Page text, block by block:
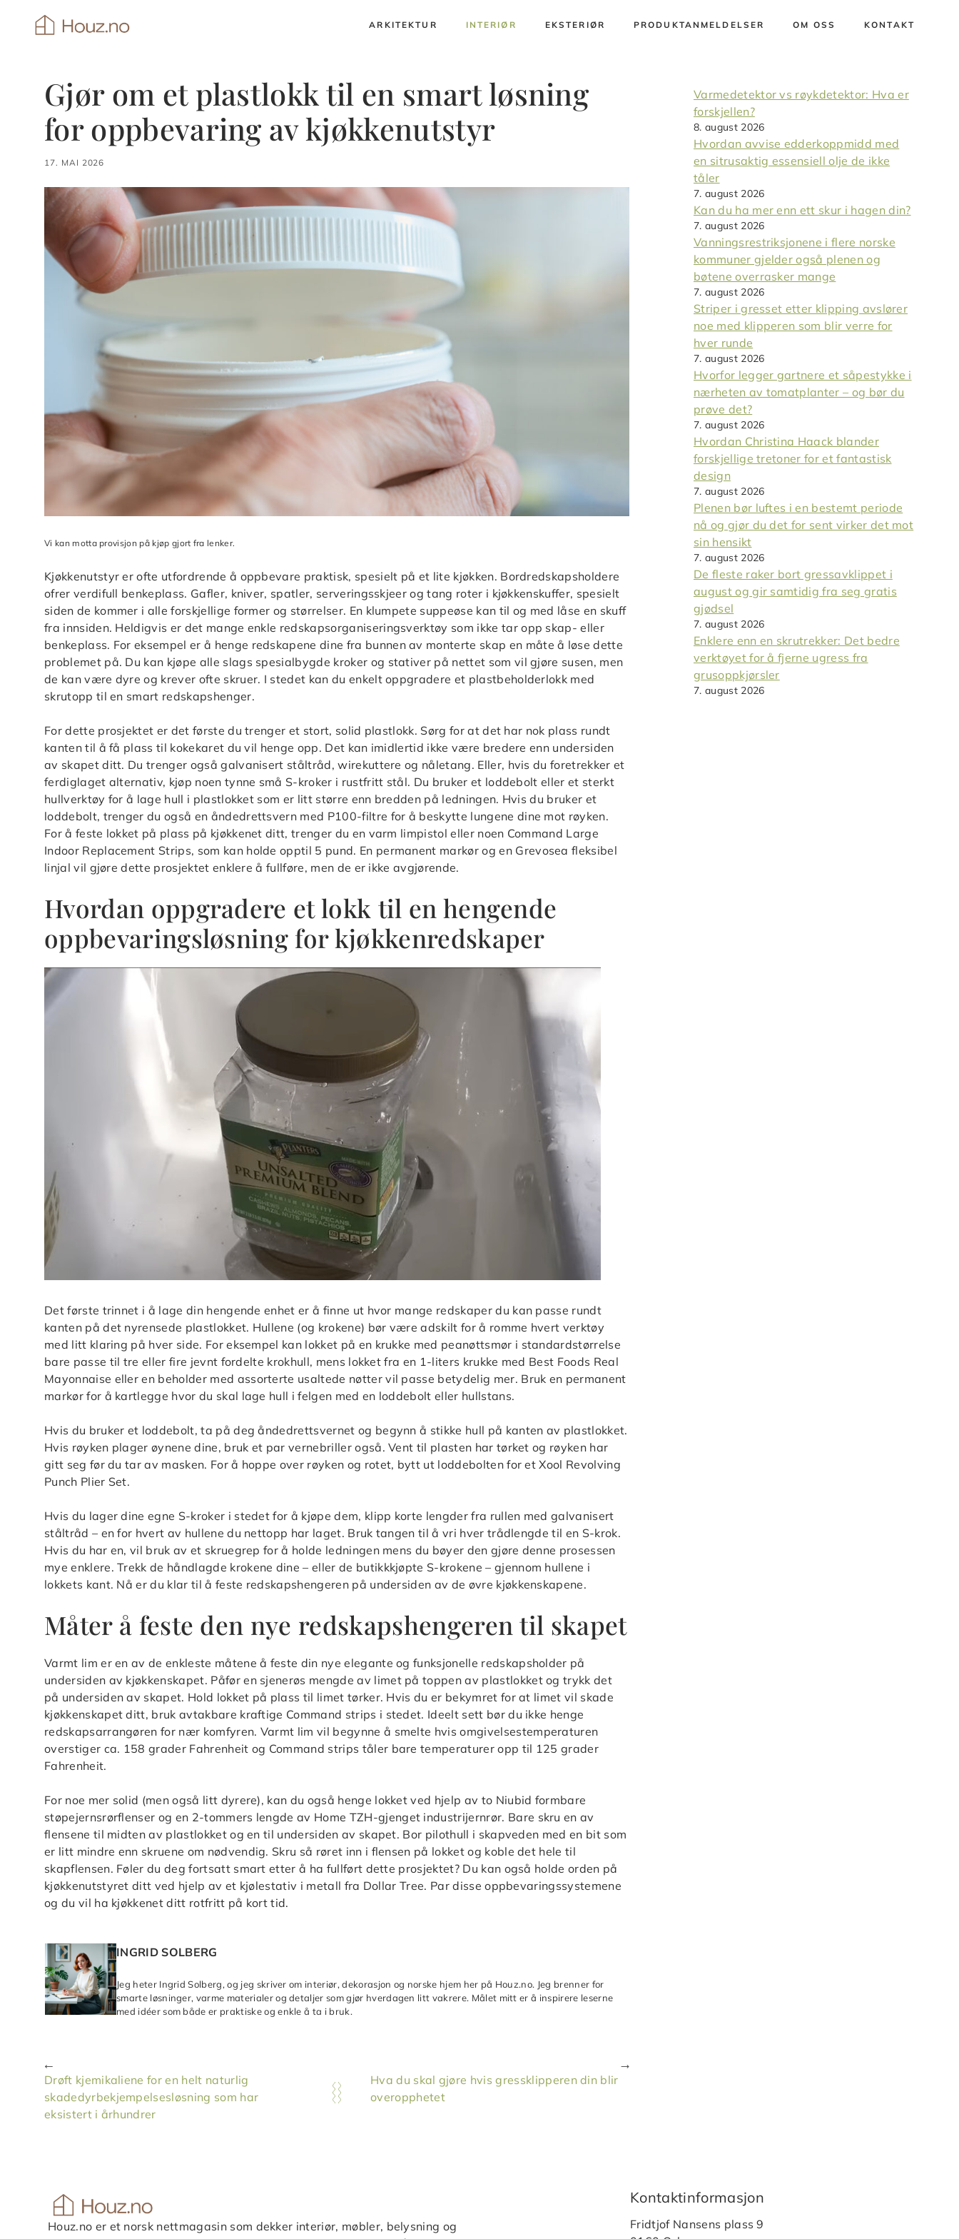
ARKITEKTUR INTERIØR EKSTERIØR PRODUKTANMELDELSER OM OSS KONTAKT
Gjør om et plastlokk til en smart løsning
for oppbevaring av kjøkkenutstyr
17. MAI 2026
Vi kan motta provisjon på kjøp gjort fra lenker.
Kjøkkenutstyr er ofte utfordrende å oppbevare praktisk, spesielt på et lite kjøkken. Bordredskapsholdere
ofrer verdifull benkeplass. Gafler, kniver, spatler, serveringsskjeer og tang roter i kjøkkenskuffer, spesielt
siden de kommer i alle forskjellige former og størrelser. En klumpete suppeøse kan til og med låse en skuff
fra innsiden. Heldigvis er det mange enkle redskapsorganiseringsverktøy som ikke tar opp skap- eller
benkeplass. For eksempel er å henge redskapene dine fra bunnen av monterte skap en måte å løse dette
problemet på. Du kan kjøpe alle slags spesialbygde kroker og stativer på nettet som vil gjøre susen, men
de kan være dyre og krever ofte skruer. I stedet kan du enkelt oppgradere et plastbeholderlokk med
skrutopp til en smart redskapshenger.
For dette prosjektet er det første du trenger et stort, solid plastlokk. Sørg for at det har nok plass rundt
kanten til å få plass til kokekaret du vil henge opp. Det kan imidlertid ikke være bredere enn undersiden
av skapet ditt. Du trenger også galvanisert ståltråd, wirekuttere og nåletang. Eller, hvis du foretrekker et
ferdiglaget alternativ, kjøp noen tynne små S-kroker i rustfritt stål. Du bruker et loddebolt eller et sterkt
hullverktøy for å lage hull i plastlokket som er litt større enn bredden på ledningen. Hvis du bruker et
loddebolt, trenger du også en åndedrettsvern med P100-filtre for å beskytte lungene dine mot røyken.
For å feste lokket på plass på kjøkkenet ditt, trenger du en varm limpistol eller noen Command Large
Indoor Replacement Strips, som kan holde opptil 5 pund. En permanent markør og en Grevosea fleksibel
linjal vil gjøre dette prosjektet enklere å fullføre, men de er ikke avgjørende.
Hvordan oppgradere et lokk til en hengende
oppbevaringsløsning for kjøkkenredskaper
Det første trinnet i å lage din hengende enhet er å finne ut hvor mange redskaper du kan passe rundt
kanten på det nyrensede plastlokket. Hullene (og krokene) bør være adskilt for å romme hvert verktøy
med litt klaring på hver side. For eksempel kan lokket på en krukke med peanøttsmør i standardstørrelse
bare passe til tre eller fire jevnt fordelte krokhull, mens lokket fra en 1-liters krukke med Best Foods Real
Mayonnaise eller en beholder med assorterte usaltede nøtter vil passe betydelig mer. Bruk en permanent
markør for å kartlegge hvor du skal lage hull i felgen med en loddebolt eller hullstans.
Hvis du bruker et loddebolt, ta på deg åndedrettsvernet og begynn å stikke hull på kanten av plastlokket.
Hvis røyken plager øynene dine, bruk et par vernebriller også. Vent til plasten har tørket og røyken har
gitt seg før du tar av masken. For å hoppe over røyken og rotet, bytt ut loddebolten for et Xool Revolving
Punch Plier Set.
Hvis du lager dine egne S-kroker i stedet for å kjøpe dem, klipp korte lengder fra rullen med galvanisert
ståltråd – en for hvert av hullene du nettopp har laget. Bruk tangen til å vri hver trådlengde til en S-krok.
Hvis du har en, vil bruk av et skruegrep for å holde ledningen mens du bøyer den gjøre denne prosessen
mye enklere. Trekk de håndlagde krokene dine – eller de butikkkjøpte S-krokene – gjennom hullene i
lokkets kant. Nå er du klar til å feste redskapshengeren på undersiden av de øvre kjøkkenskapene.
Måter å feste den nye redskapshengeren til skapet
Varmt lim er en av de enkleste måtene å feste din nye elegante og funksjonelle redskapsholder på
undersiden av kjøkkenskapet. Påfør en sjenerøs mengde av limet på toppen av plastlokket og trykk det
på undersiden av skapet. Hold lokket på plass til limet tørker. Hvis du er bekymret for at limet vil skade
kjøkkenskapet ditt, bruk avtakbare kraftige Command strips i stedet. Ideelt sett bør du ikke henge
redskapsarrangøren for nær komfyren. Varmt lim vil begynne å smelte hvis omgivelsestemperaturen
overstiger ca. 158 grader Fahrenheit og Command strips tåler bare temperaturer opp til 125 grader
Fahrenheit.
For noe mer solid (men også litt dyrere), kan du også henge lokket ved hjelp av to Niubid formbare
støpejernsrørflenser og en 2-tommers lengde av Home TZH-gjenget industrijernrør. Bare skru en av
flensene til midten av plastlokket og en til undersiden av skapet. Bor pilothull i skapveden med en bit som
er litt mindre enn skruene om nødvendig. Skru så røret inn i flensen på lokket og koble det hele til
skapflensen. Føler du deg fortsatt smart etter å ha fullført dette prosjektet? Du kan også holde orden på
kjøkkenutstyret ditt ved hjelp av et kjølestativ i metall fra Dollar Tree. Par disse oppbevaringssystemene
og du vil ha kjøkkenet ditt rotfritt på kort tid.
INGRID SOLBERG
Jeg heter Ingrid Solberg, og jeg skriver om interiør, dekorasjon og norske hjem her på Houz.no. Jeg brenner for
smarte løsninger, varme materialer og detaljer som gjør hverdagen litt vakrere. Målet mitt er å inspirere leserne
med idéer som både er praktiske og enkle å ta i bruk.
Drøft kjemikaliene for en helt naturlig
skadedyrbekjempelsesløsning som har
eksistert i århundrer
Hva du skal gjøre hvis gressklipperen din blir
overopphetet
Varmedetektor vs røykdetektor: Hva er
forskjellen?
8. august 2026
Hvordan avvise edderkoppmidd med
en sitrusaktig essensiell olje de ikke
tåler
7. august 2026
Kan du ha mer enn ett skur i hagen din?
7. august 2026
Vanningsrestriksjonene i flere norske
kommuner gjelder også plenen og
bøtene overrasker mange
7. august 2026
Striper i gresset etter klipping avslører
noe med klipperen som blir verre for
hver runde
7. august 2026
Hvorfor legger gartnere et såpestykke i
nærheten av tomatplanter – og bør du
prøve det?
7. august 2026
Hvordan Christina Haack blander
forskjellige tretoner for et fantastisk
design
7. august 2026
Plenen bør luftes i en bestemt periode
nå og gjør du det for sent virker det mot
sin hensikt
7. august 2026
De fleste raker bort gressavklippet i
august og gir samtidig fra seg gratis
gjødsel
7. august 2026
Enklere enn en skrutrekker: Det bedre
verktøyet for å fjerne ugress fra
grusoppkjørsler
7. august 2026
Houz.no er et norsk nettmagasin som dekker interiør, møbler, belysning og
Kontaktinformasjon
Fridtjof Nansens plass 9